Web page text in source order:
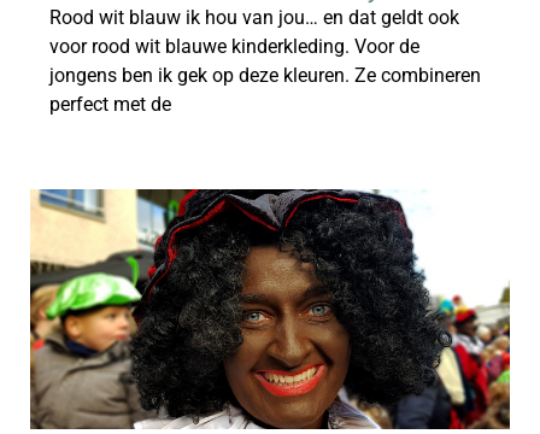
Rood wit blauw ik hou van jou… en dat geldt ook
voor rood wit blauwe kinderkleding. Voor de
jongens ben ik gek op deze kleuren. Ze combineren
perfect met de